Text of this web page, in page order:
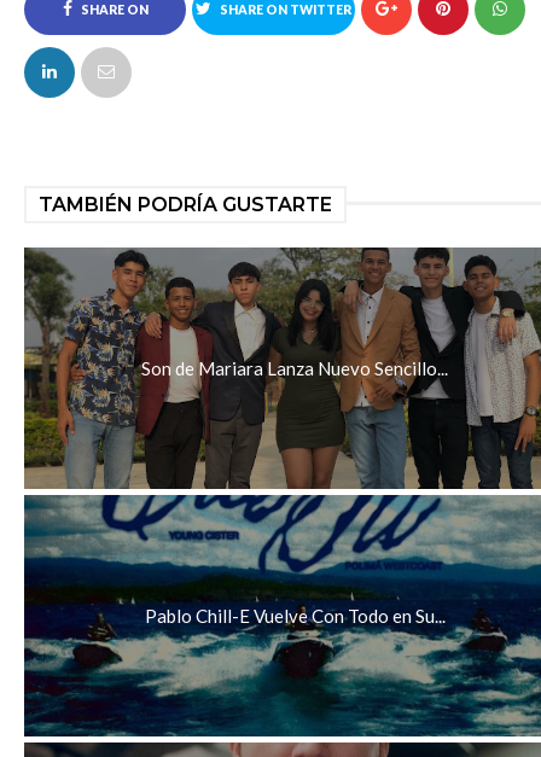
SHARE ON
FACEBOOK
SHARE ON TWITTER
TAMBIÉN PODRÍA GUSTARTE
Son de Mariara Lanza Nuevo Sencillo...
Pablo Chill-E Vuelve Con Todo en Su...